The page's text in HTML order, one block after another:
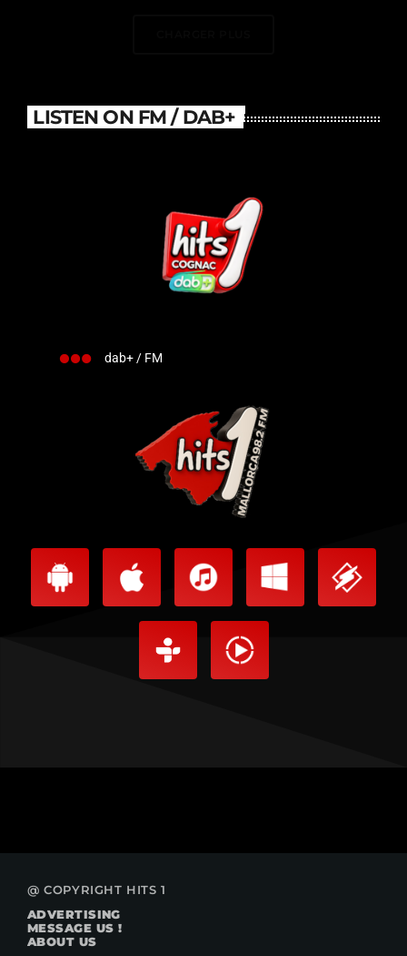
LISTEN ON FM / DAB+
dab+ / FM
@ COPYRIGHT HITS 1
ADVERTISING
MESSAGE US !
ABOUT US